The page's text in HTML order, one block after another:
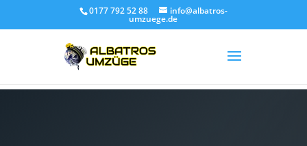
0177 792 52 88 info@albatros-
umzuege.de